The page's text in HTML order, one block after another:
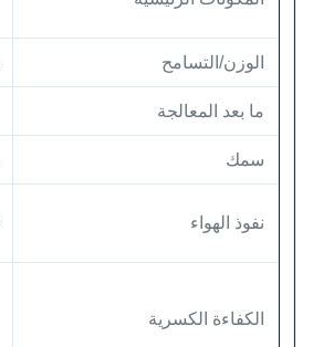
الوزن/التسامح
ما بعد المعالجة
سمك
نفوذ الهواء
الكفاءة الكسرية